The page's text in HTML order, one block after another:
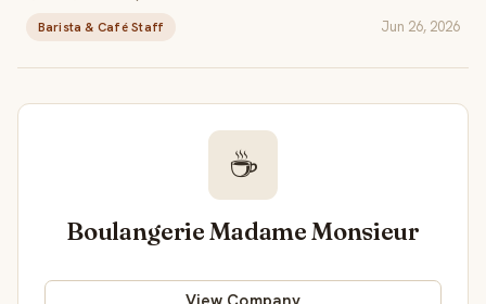
Barista & Café Staff Jun 26, 2026
☕
Boulangerie Madame Monsieur